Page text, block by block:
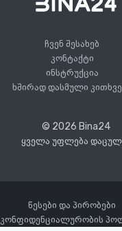
ჩვენ შესახებ
კონტაქტი
ინსტრუქცია
ხშირად დასმული
© 2026 Bina24
ყველა უფლება
წესები და პირობები
კონფიდენციალურობის